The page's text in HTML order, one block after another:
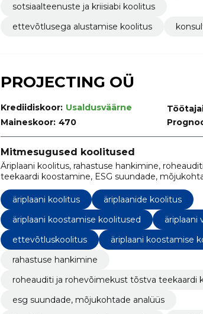
sotsiaalteenuste ja kriisiabi koolitus
ettevõtlusega alustamise koolitus
PROJECTING OÜ
Krediidiskoor: Usaldusväärne
Maineskoor: 470
Mitmesugused koolitused
Äriplaani koolitus, rahastuse hankimine,
teekaardi koostamine, ESG suundade,
strateegia koostamine, projektijuhtimise
rohelise auditi ettevalmistamise teenused,
arendamine, ESG analüüsi konsultatsioonid
äriplaani koolitus
äriplaanide koolitus
äriplaani koostamise koolitused
äriplaani
ettevõtluskoolitus
äriplaani koostamise
rahastuse hankimine
roheauditi ja rohevõimekust tõstva teekaardi
esg suundade, mõjukohtade analüüs